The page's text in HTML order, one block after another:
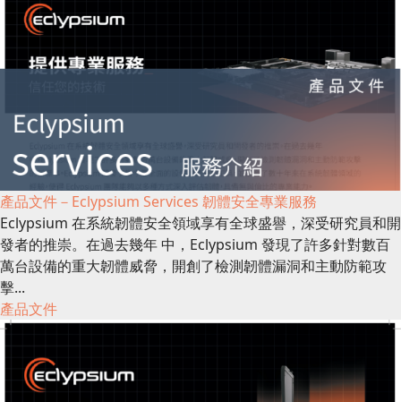
產品文件－Eclypsium Services 韌體安全專業服務
Eclypsium 在系統韌體安全領域享有全球盛譽，深受研究員和開
發者的推崇。在過去幾年 中，Eclypsium 發現了許多針對數百
萬台設備的重大韌體威脅，開創了檢測韌體漏洞和主動防範攻
擊...
產品文件